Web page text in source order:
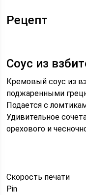
Рецепт
Соус из
Кремовый соус из
поджаренными
Подается с
Удивительное
орехового и
Скорость печати
Pin